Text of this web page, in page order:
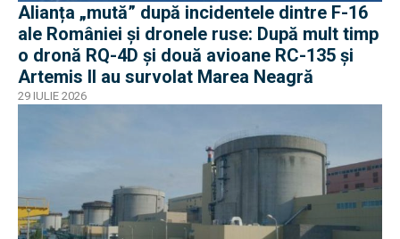
Alianța „mută” după incidentele dintre F-16
ale României și dronele ruse: După mult timp
o dronă RQ-4D și două avioane RC-135 și
Artemis II au survolat Marea Neagră
29 IULIE 2026